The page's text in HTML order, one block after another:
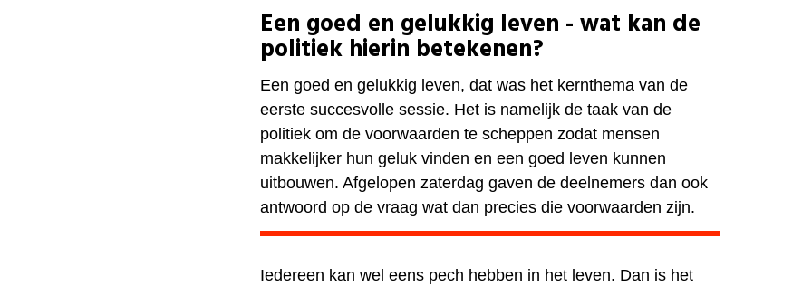
Een goed en gelukkig leven - wat kan de
politiek hierin betekenen?
Een goed en gelukkig leven, dat was het kernthema van de
eerste succesvolle sessie. Het is namelijk de taak van de
politiek om de voorwaarden te scheppen zodat mensen
makkelijker hun geluk vinden en een goed leven kunnen
uitbouwen. Afgelopen zaterdag gaven de deelnemers dan ook
antwoord op de vraag wat dan precies die voorwaarden zijn.
Iedereen kan wel eens pech hebben in het leven. Dan is het